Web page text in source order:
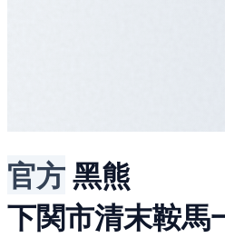
官方黑熊
下関市清末鞍馬